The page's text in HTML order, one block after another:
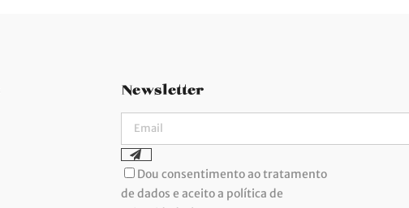
Newsletter
Dou consentimento ao tratamento
de dados e aceito a política de